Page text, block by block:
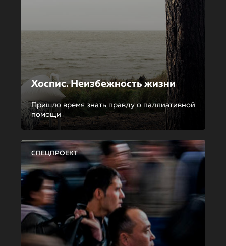
Хоспис. Неизбежность жизни
Пришло время знать правду о паллиативной
помощи
СПЕЦПРОЕКТ